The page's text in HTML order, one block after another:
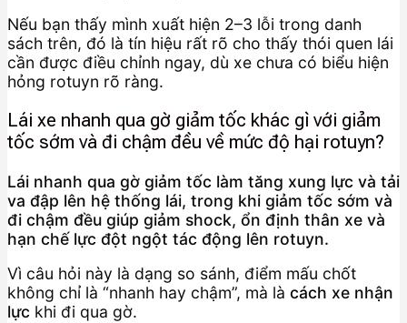
Nếu bạn thấy mình xuất hiện 2–3 lỗi trong danh
sách trên, đó là tín hiệu rất rõ cho thấy thói quen lái
cần được điều chỉnh ngay, dù xe chưa có biểu hiện
hỏng rotuyn rõ ràng.
Lái xe nhanh qua gờ giảm tốc khác gì với giảm
tốc sớm và đi chậm đều về mức độ hại rotuyn?
Lái nhanh qua gờ giảm tốc làm tăng xung lực và tải
va đập lên hệ thống lái, trong khi giảm tốc sớm và
đi chậm đều giúp giảm shock, ổn định thân xe và
hạn chế lực đột ngột tác động lên rotuyn.
Vì câu hỏi này là dạng so sánh, điểm mấu chốt
không chỉ là “nhanh hay chậm”, mà là cách xe nhận
lực khi đi qua gờ.